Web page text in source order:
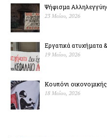
Ψήφισμα
23 Μαΐου, 2026
Εργατικά ατυχήματα
19 Μαΐου, 2026
Κουπόνι
18 Μαΐου, 2026